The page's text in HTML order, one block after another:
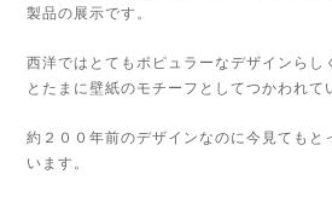
製品の展示です。
西洋ではとてもポピュラーなデザインらし
とたまに壁紙のモチーフとしてつかわれて
約２００年前のデザインなのに今見てもと
います。